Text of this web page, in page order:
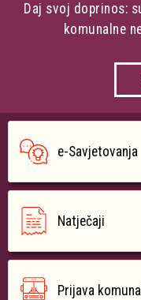
Daj svoj doprinos:
komunalne
e-Savjetovanja
Natječaji
Prijava